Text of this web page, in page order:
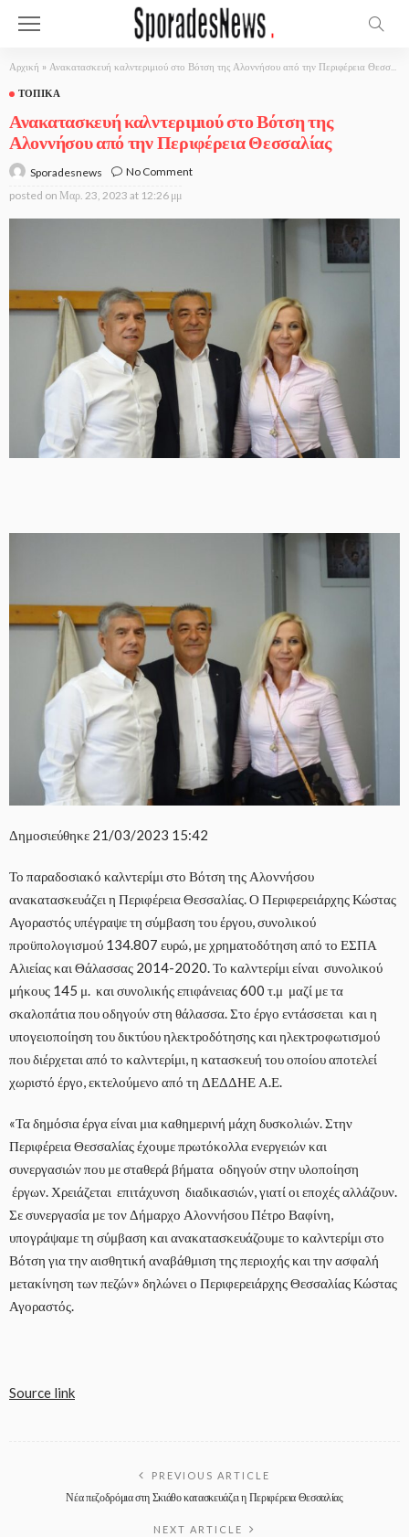
Αρχική » Ανακατασκευή καλντεριμιού στο Βότση της Αλοννήσου από την Περιφέρεια Θεσσαλίας
ΤΟΠΙΚΆ
Ανακατασκευή καλντεριμιού στο Βότση της
Αλοννήσου από την Περιφέρεια Θεσσαλίας
Sporadesnews
No Comment
posted on Μαρ. 23, 2023 at 12:26 μμ
Δημοσιεύθηκε 21/03/2023 15:42
Το παραδοσιακό καλντερίμι στο Βότση της Αλοννήσου
ανακατασκευάζει η Περιφέρεια Θεσσαλίας. Ο Περιφερειάρχης Κώστας
Αγοραστός υπέγραψε τη σύμβαση του έργου, συνολικού
προϋπολογισμού 134.807 ευρώ, με χρηματοδότηση από το ΕΣΠΑ
Αλιείας και Θάλασσας 2014-2020. Το καλντερίμι είναι συνολικού
μήκους 145 μ. και συνολικής επιφάνειας 600 τ.μ μαζί με τα
σκαλοπάτια που οδηγούν στη θάλασσα. Στο έργο εντάσσεται και η
υπογειοποίηση του δικτύου ηλεκτροδότησης και ηλεκτροφωτισμού
που διέρχεται από το καλντερίμι, η κατασκευή του οποίου αποτελεί
χωριστό έργο, εκτελούμενο από τη ΔΕΔΔΗΕ Α.Ε.
«Τα δημόσια έργα είναι μια καθημερινή μάχη δυσκολιών. Στην
Περιφέρεια Θεσσαλίας έχουμε πρωτόκολλα ενεργειών και
συνεργασιών που με σταθερά βήματα οδηγούν στην υλοποίηση
έργων. Χρειάζεται επιτάχυνση διαδικασιών, γιατί οι εποχές αλλάζουν.
Σε συνεργασία με τον Δήμαρχο Αλοννήσου Πέτρο Βαφίνη,
υπογράψαμε τη σύμβαση και ανακατασκευάζουμε το καλντερίμι στο
Βότση για την αισθητική αναβάθμιση της περιοχής και την ασφαλή
μετακίνηση των πεζών» δηλώνει ο Περιφερειάρχης Θεσσαλίας Κώστας
Αγοραστός.
Source link
PREVIOUS ARTICLE
Νέα πεζοδρόμια στη Σκιάθο κατασκευάζει η Περιφέρεια Θεσσαλίας
NEXT ARTICLE